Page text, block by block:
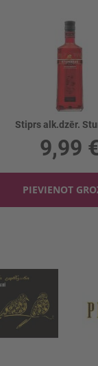
9,99
PIEVIENOT